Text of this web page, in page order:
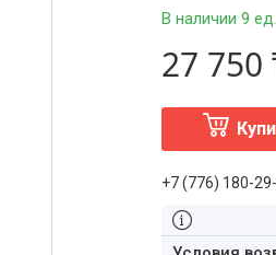
В наличии 9 ед.
27 750
+7 (776) 180-